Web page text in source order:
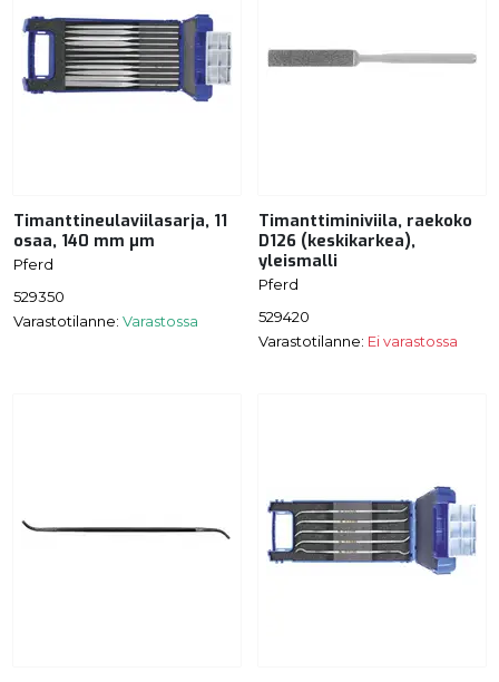
Timanttineulaviilasarja, 11
osaa, 140 mm µm
Pferd
529350
Varastotilanne: Varastossa
Timanttiminiviila, raekoko
D126 (keskikarkea),
yleismalli
Pferd
529420
Varastotilanne: Ei varastossa